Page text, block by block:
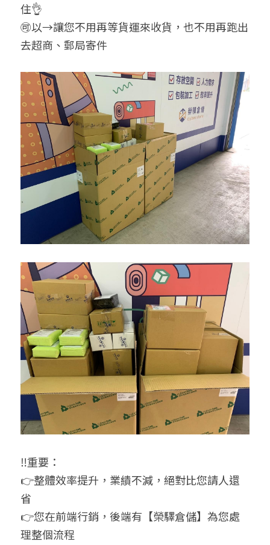
住👌
🉑以→讓您不用再等貨運來收貨，也不用再跑出
去超商、郵局寄件
‼重要：
👉整體效率提升，業績不減，絕對比您請人還
省
👉您在前端行銷，後端有【榮驛倉儲】為您處
理整個流程